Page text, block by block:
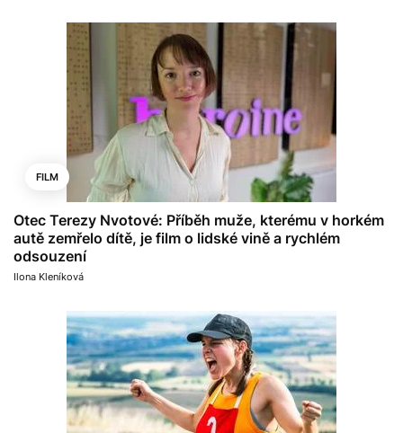
FILM
Otec Terezy Nvotové: Příběh muže, kterému v horkém
autě zemřelo dítě, je film o lidské vině a rychlém
odsouzení
Ilona Kleníková